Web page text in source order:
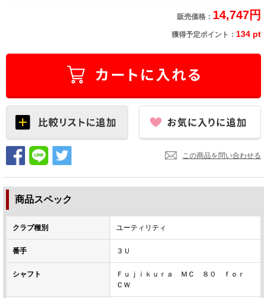
販売価格： 14,747円
獲得予定ポイント： 134 pt
この商品を問い合わせる
商品スペック
クラブ種別 ユーティリティ
番手 ３Ｕ
シャフト
Ｆｕｊｉｋｕｒａ ＭＣ ８０ ｆｏｒ
ＣＷ